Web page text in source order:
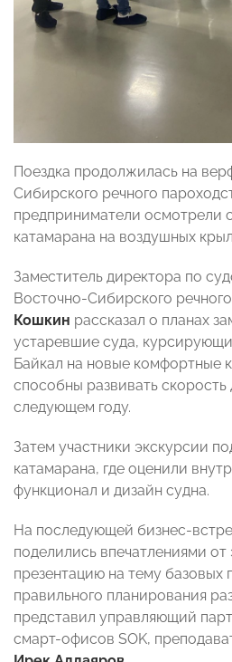
Поездка продолжилась на
Сибирского речного
предприниматели осмотрели
катамарана на воздушных
Заместитель директора по
Восточно-Сибирского
Кошкин рассказал о планах
устаревшие суда,
Байкал на новые комфортные
способны развивать
следующем году.
Затем участники экскурсии
катамарана, где оценили
функционал и дизайн судна.
На последующей бизнес-
поделились впечатлениями
презентацию на тему базовых
правильного планирования
представил управляющий
смарт-офисов SOK,